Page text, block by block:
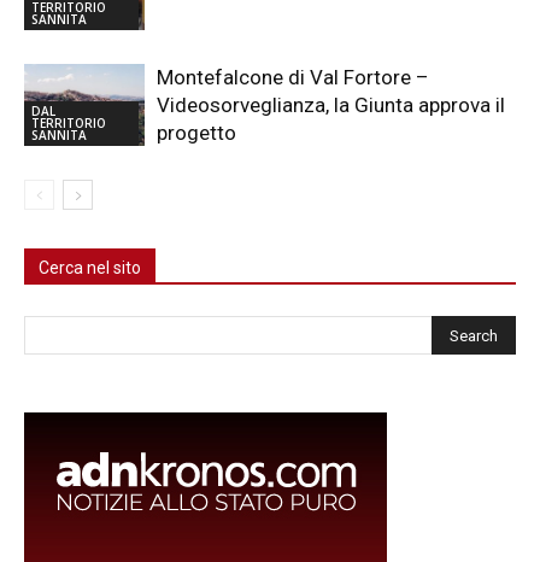
TERRITORIO
SANNITA
DAL
TERRITORIO
SANNITA
Montefalcone di Val Fortore –
Videosorveglianza, la Giunta approva il
progetto
Cerca nel sito